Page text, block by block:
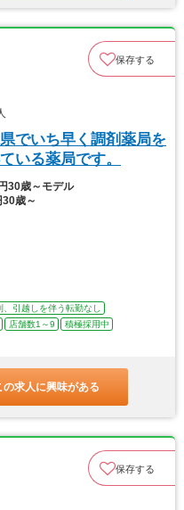
保存する
でいち早く調剤薬局を
いる薬局です。
30歳～モデル
30歳～
、引越しを伴う転勤なし
店舗数1～9
積極採用中
の求人に興味がある
保存する